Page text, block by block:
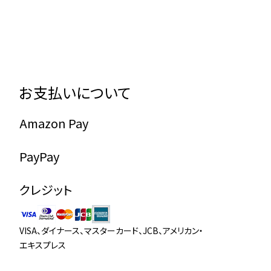
お支払いについて
Amazon Pay
PayPay
クレジット
VISA、ダイナース、マスターカード、JCB、アメリカン・
エキスプレス